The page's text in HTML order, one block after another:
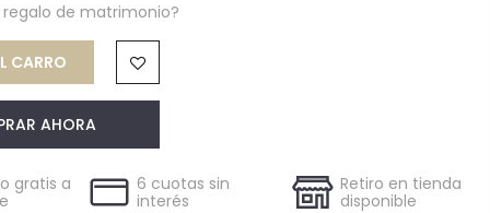
regalo de matrimonio?
CARRO
AHORA
gratis a
6 cuotas sin
interés
Retiro en tienda
disponible